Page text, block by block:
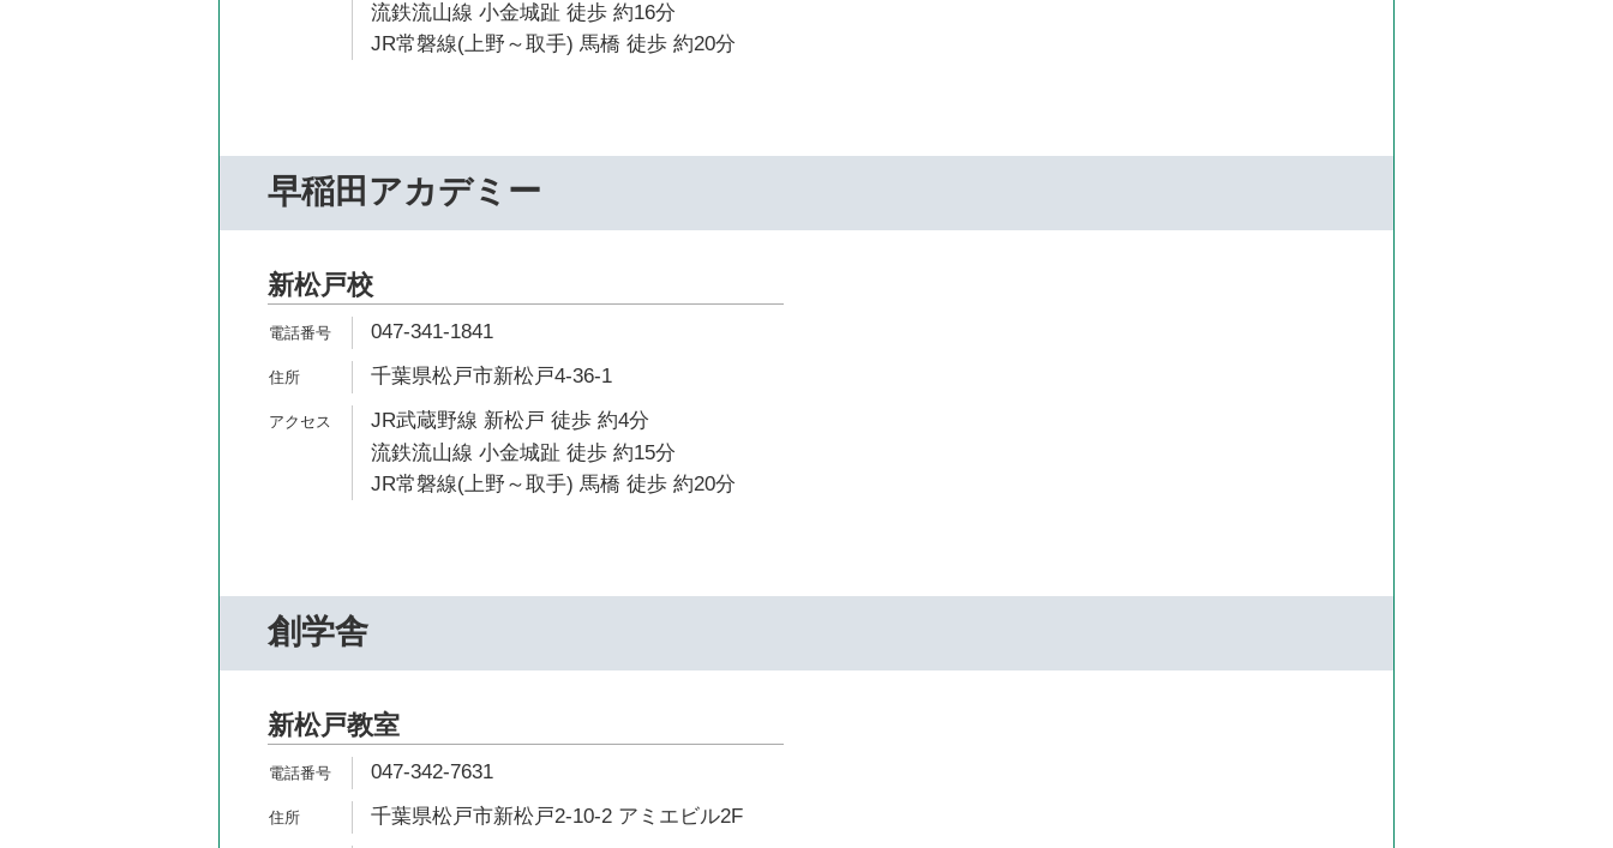
流鉄流山線 小金城趾 徒歩 約16分
JR常磐線(上野～取手) 馬橋 徒歩 約20分
早稲田アカデミー
新松戸校
047-341-1841
千葉県松戸市新松戸4-36-1
JR武蔵野線 新松戸 徒歩 約4分
流鉄流山線 小金城趾 徒歩 約15分
JR常磐線(上野～取手) 馬橋 徒歩 約20分
創学舎
新松戸教室
047-342-7631
千葉県松戸市新松戸2-10-2 アミエビル2F